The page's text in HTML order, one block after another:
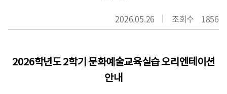
2026.05.26 조회수 1856
2026학년도2학기 문화예술교육실습 오리엔테이션
안내